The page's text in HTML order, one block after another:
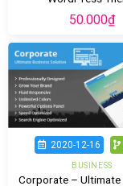
50.000₫
2020-12-16
BUSINESS
Corporate – Ultimate